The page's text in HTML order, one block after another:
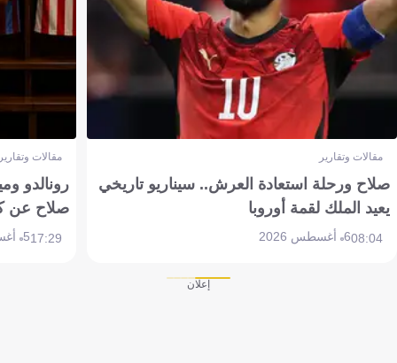
مقالات وتقارير
صلاح ورحلة استعادة العرش.. سيناريو تاريخي
يعيد الملك لقمة أوروبا
08:046 أغسطس 2026
مقالات
رونالدو
صلاح عن
17:295 أغسطس 2026
إعلان